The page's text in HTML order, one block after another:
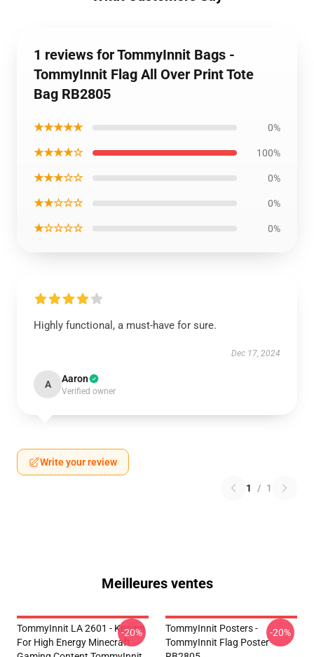
1 reviews for TommyInnit Bags -
TommyInnit Flag All Over Print Tote
Bag RB2805
★★★★★ 0%
★★★★☆ 100%
★★★☆☆ 0%
★★☆☆☆ 0%
★☆☆☆☆ 0%
Highly functional, a must-have for sure.
Dec 17, 2024
A Aaron
Verified owner
Write your review
1 / 1
Meilleures ventes
TommyInnit LA 2601 - Known
For High Energy Minecraft
-20%
TommyInnit Posters -
TommyInnit Flag Poster
-20%